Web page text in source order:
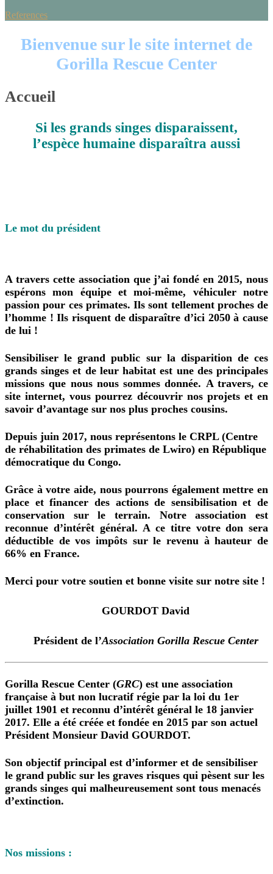
References
Bienvenue sur le site internet de
Gorilla Rescue Center
Accueil
Si les grands singes disparaissent,
l’espèce humaine disparaîtra aussi
Le mot du président
A travers cette association que j’ai fondé en 2015, nous
espérons mon équipe et moi-même, véhiculer notre
passion pour ces primates. Ils sont tellement proches de
l’homme ! Ils risquent de disparaître d’ici 2050 à cause
de lui !
Sensibiliser le grand public sur la disparition de ces
grands singes et de leur habitat est une des principales
missionsque nous nous sommes donnée. A travers, ce
site internet, vous pourrez découvrir nos projets et en
savoir d’avantage sur nos plus proches cousins.
Depuis juin 2017, nous représentons le CRPL (Centre
de réhabilitation des primates de Lwiro) en République
démocratique du Congo.
Grâce à votre aide, nous pourrons également mettre en
place et financer des actions de sensibilisation et de
conservation sur le terrain. Notre association est
reconnue d’intérêt général. A ce titre votre don sera
déductible de vos impôts sur le revenu à hauteur de
66% en France.
Merci pour votre soutien et bonne visite sur notre site !
GOURDOT David
Président de l’Association Gorilla Rescue Center
Gorilla Rescue Center (GRC) est une association
française à but non lucratif régie par la loi du 1er
juillet 1901 et reconnu d’intérêt général le 18 janvier
2017. Elle a été créée et fondée en 2015 par son actuel
Président Monsieur David GOURDOT.
Son objectif principal est d’informer et de sensibiliser
le grand public sur les graves risques qui pèsent sur les
grands singes qui malheureusement sont tous menacés
d’extinction.
Nos missions :